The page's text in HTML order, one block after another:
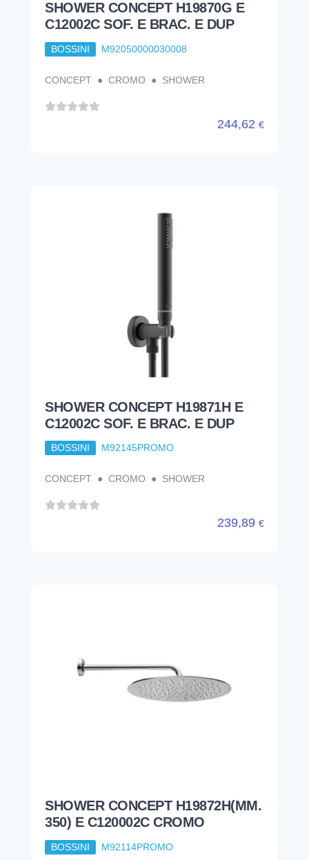
SHOWER CONCEPT H19870G E
C12002C SOF. E BRAC. E DUP
BOSSINI M92050000030008
CONCEPT ● CROMO ● SHOWER
244,62 €
SHOWER CONCEPT H19871H E
C12002C SOF. E BRAC. E DUP
BOSSINI M92145PROMO
CONCEPT ● CROMO ● SHOWER
239,89 €
SHOWER CONCEPT H19872H(MM.
350) E C120002C CROMO
BOSSINI M92114PROMO